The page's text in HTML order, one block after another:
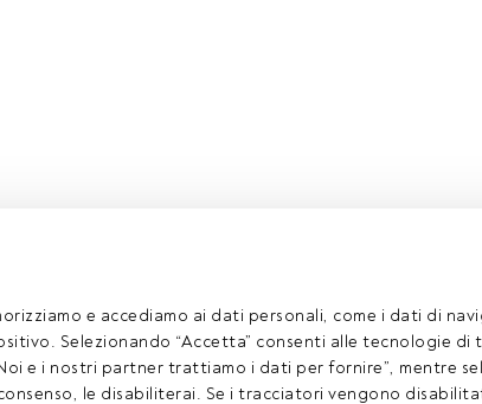
e accediamo ai dati personali, come i dati di
Selezionando “Accetta” consenti alle tecnologie di
e i nostri partner trattiamo i dati per fornire”, mentre
le disabiliterai. Se i tracciatori vengono